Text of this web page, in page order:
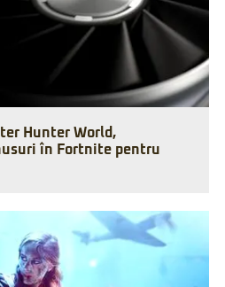
Hunter World,
în Fortnite pentru